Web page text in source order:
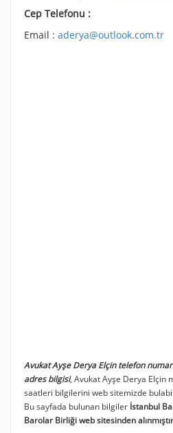
Cep Telefonu :
Email : aderya@outlook.com.tr
Avukat Ayşe Derya Elçin telefon
adres bilgisi, Avukat Ayşe Derya Elçin
saatleri bilgilerini web sitemizde
Bu sayfada bulunan bilgiler İstanbul
Barolar Birliği web sitesinden